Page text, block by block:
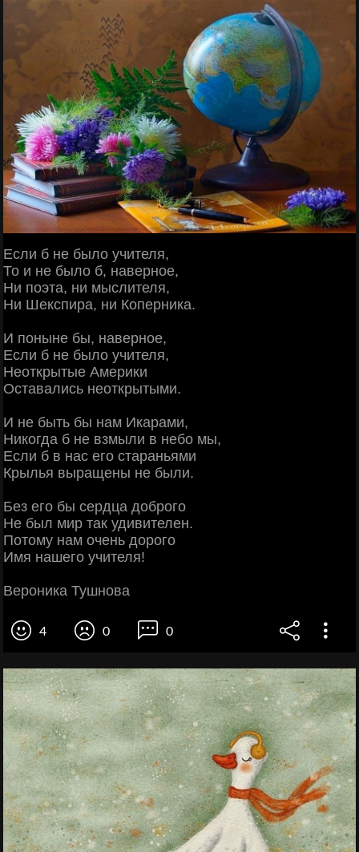
Если б не было учителя,
То и не было б, наверное,
Ни поэта, ни мыслителя,
Ни Шекспира, ни Коперника.
И поныне бы, наверное,
Если б не было учителя,
Неоткрытые Америки
Оставались неоткрытыми.
И не быть бы нам Икарами,
Никогда б не взмыли в небо мы,
Если б в нас его стараньями
Крылья выращены не были.
Без его бы сердца доброго
Не был мир так удивителен.
Потому нам очень дорого
Имя нашего учителя!
Вероника Тушнова
4 0 0